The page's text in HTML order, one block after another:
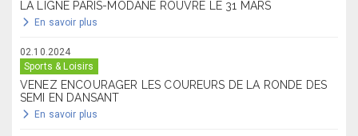
LA LIGNE PARIS-MODANE ROUVRE LE 31 MARS
En savoir plus
02.10.2024
Sports & Loisirs
VENEZ ENCOURAGER LES COUREURS DE LA RONDE DES
SEMI EN DANSANT
En savoir plus